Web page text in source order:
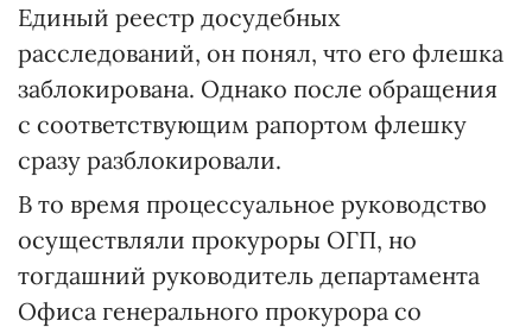
Единый реестр досудебных
расследований, он понял, что его флешка
заблокирована. Однако после обращения
с соответствующим рапортом флешку
сразу разблокировали.
В то время процессуальное руководство
осуществляли прокуроры ОГП, но
тогдашний руководитель департамента
Офиса генерального прокурора со